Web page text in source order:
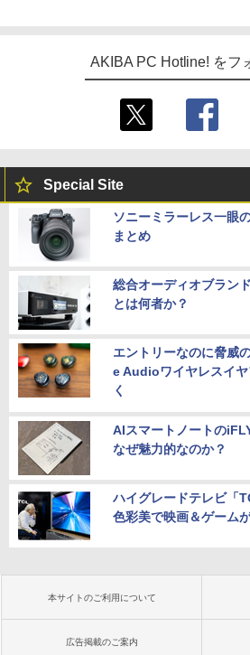
AKIBA PC Hotline! をフ
Special Site
ソニーミラーレス一眼
まとめ
総合オーディオブラン
とは何者か？
エントリーなのに脅威
e Audioワイヤレスイ
く
AIスマートノートの
なぜ魅力的なのか？
ハイグレードテレビ「
色彩美で映画＆ゲーム
本サイトのご利用について
広告掲載のご案内